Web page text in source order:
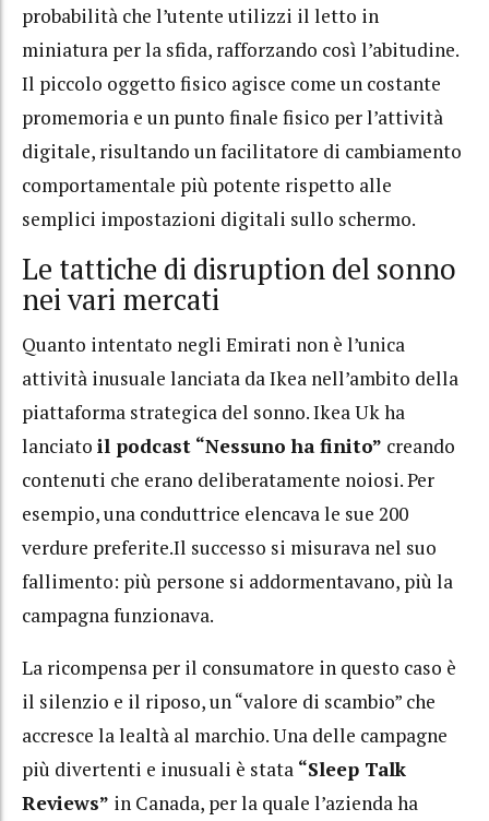
probabilità che l’utente utilizzi il letto in
miniatura per la sfida, rafforzando così l’abitudine.
Il piccolo oggetto fisico agisce come un costante
promemoria e un punto finale fisico per l’attività
digitale, risultando un facilitatore di cambiamento
comportamentale più potente rispetto alle
semplici impostazioni digitali sullo schermo.
Le tattiche di disruption del sonno
nei vari mercati
Quanto intentato negli Emirati non è l’unica
attività inusuale lanciata da Ikea nell’ambito della
piattaforma strategica del sonno. Ikea Uk ha
lanciato il podcast “Nessuno ha finito” creando
contenuti che erano deliberatamente noiosi. Per
esempio, una conduttrice elencava le sue 200
verdure preferite.Il successo si misurava nel suo
fallimento: più persone si addormentavano, più la
campagna funzionava.
La ricompensa per il consumatore in questo caso è
il silenzio e il riposo, un “valore di scambio” che
accresce la lealtà al marchio. Una delle campagne
più divertenti e inusuali è stata “Sleep Talk
Reviews” in Canada, per la quale l’azienda ha